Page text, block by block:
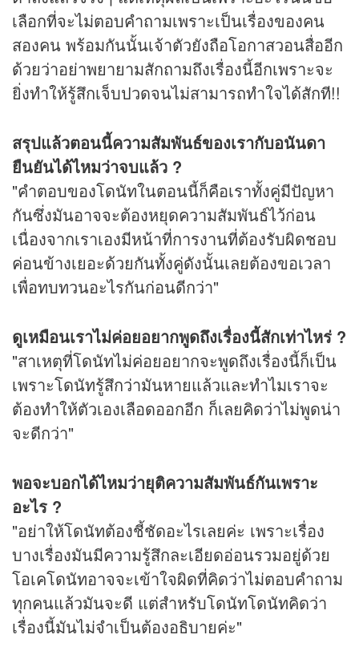
เลือกที่จะไม่ตอบคำถามเพราะเป็นเรื่องของคน
สองคน พร้อมกันนั้นเจ้าตัวยังถือโอกาสวอนสื่ออีก
ด้วยว่าอย่าพยายามสักถามถึงเรื่องนี้อีกเพราะจะ
ยิ่งทำให้รู้สึกเจ็บปวดจนไม่สามารถทำใจได้สักที!!
สรุปแล้วตอนนี้ความสัมพันธ์ของเรากับอนันดา
ยืนยันได้ไหมว่าจบแล้ว ?
"คำตอบของโดนัทในตอนนี้ก็คือเราทั้งคู่มีปัญหา
กันซึ่งมันอาจจะต้องหยุดความสัมพันธ์ไว้ก่อน
เนื่องจากเราเองมีหน้าที่การงานที่ต้องรับผิดชอบ
ค่อนข้างเยอะด้วยกันทั้งคู่ดังนั้นเลยต้องขอเวลา
เพื่อทบทวนอะไรกันก่อนดีกว่า"
ดูเหมือนเราไม่ค่อยอยากพูดถึงเรื่องนี้สักเท่าไหร่ ?
"สาเหตุที่โดนัทไม่ค่อยอยากจะพูดถึงเรื่องนี้ก็เป็น
เพราะโดนัทรู้สึกว่ามันหายแล้วและทำไมเราจะ
ต้องทำให้ตัวเองเลือดออกอีก ก็เลยคิดว่าไม่พูดน่า
จะดีกว่า"
พอจะบอกได้ไหมว่ายุติความสัมพันธ์กันเพราะ
อะไร ?
"อย่าให้โดนัทต้องชี้ชัดอะไรเลยค่ะ เพราะเรื่อง
บางเรื่องมันมีความรู้สึกละเอียดอ่อนรวมอยู่ด้วย
โอเคโดนัทอาจจะเข้าใจผิดที่คิดว่าไม่ตอบคำถาม
ทุกคนแล้วมันจะดี แต่สำหรับโดนัทโดนัทคิดว่า
เรื่องนี้มันไม่จำเป็นต้องอธิบายค่ะ"